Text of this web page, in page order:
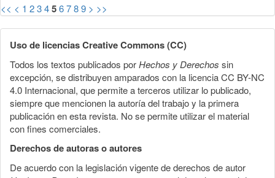
<< < 1 23456789 > >>
Uso de licencias Creative Commons (CC)
Todos los textos publicados porHechos y Derechos sin
excepción, se distribuyen amparados con la licencia CC BY-NC
4.0 Internacional, que permite a terceros utilizar lo publicado,
siempre que mencionen la autoría del trabajo y la primera
publicación en esta revista. No se permite utilizar el material
con fines comerciales.
Derechos de autoras o autores
De acuerdo con la legislación vigente de derechos de autor